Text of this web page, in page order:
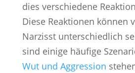
dies verschiedene
Diese Reaktionen können
Narzisst unterschiedlich
sind einige häufige
Wut und Aggression